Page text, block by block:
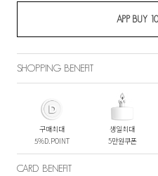
SHOPPING BENEFIT
구매최대
5%D.POINT
생일최대
5만원쿠폰
CARD BENEFIT